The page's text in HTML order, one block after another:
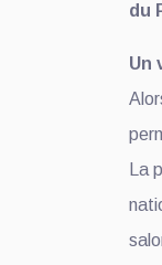
du
Un
La